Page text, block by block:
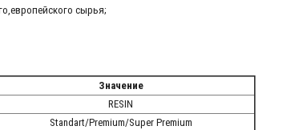
сырья;
Значение
RESIN
Standart/Premium/Super Premium